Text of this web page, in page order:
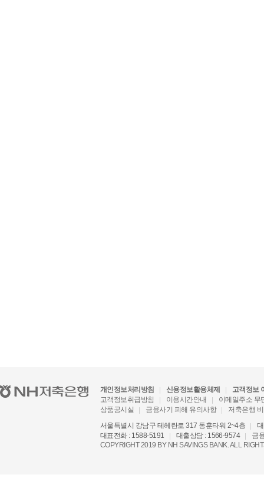
개인정보처리방침 신용정보활용체제
고객정보
고객정보취급방침
이용시간안내
이메일주소 무
상품공시실
금융사기 피해 유의사항
저축은행
서울특별시 강남구 테헤란로 317 동훈타워 2~4층
대표전화 : 1588-5191
대출상담 : 1566-9574
금
COPYRIGHT 2019 BY NH SAVINGS BANK. ALL